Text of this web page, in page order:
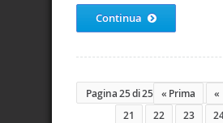
Continua
Pagina 25 di 25 « Prima «
21
22 23